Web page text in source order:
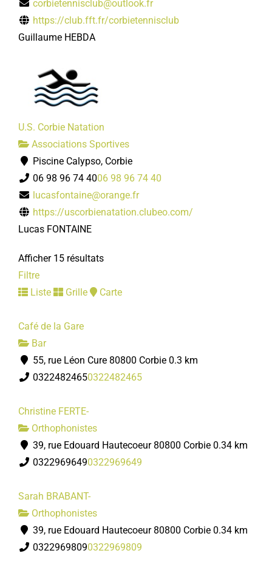
corbietennisclub@outlook.fr
https://club.fft.fr/corbietennisclub
Guillaume HEBDA
U.S. Corbie Natation
Associations Sportives
Piscine Calypso, Corbie
06 98 96 74 4006 98 96 74 40
lucasfontaine@orange.fr
https://uscorbienatation.clubeo.com/
Lucas FONTAINE
Afficher 15 résultats
Filtre
Liste
Grille Carte
Café de la Gare
Bar
55, rue Léon Cure 80800 Corbie 0.3 km
03224824650322482465
Christine FERTE-
Orthophonistes
39, rue Edouard Hautecoeur 80800 Corbie 0.34 km
03229696490322969649
Sarah BRABANT-
Orthophonistes
39, rue Edouard Hautecoeur 80800 Corbie 0.34 km
03229698090322969809